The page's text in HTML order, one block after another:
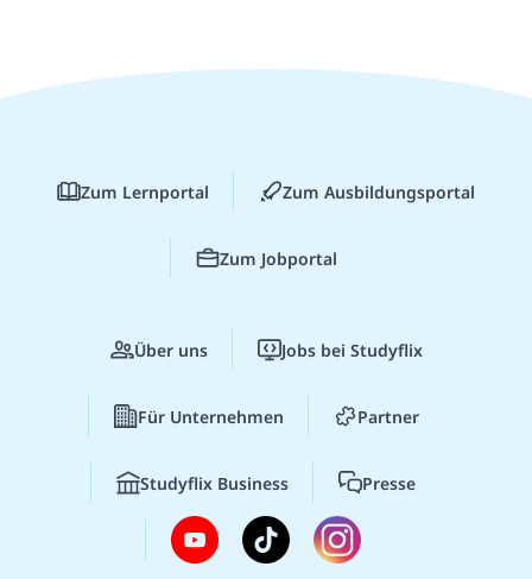
Zum Lernportal Zum Ausbildungsportal
Zum Jobportal
Über uns Jobs bei Studyflix
Für Unternehmen Partner
Studyflix Business Presse